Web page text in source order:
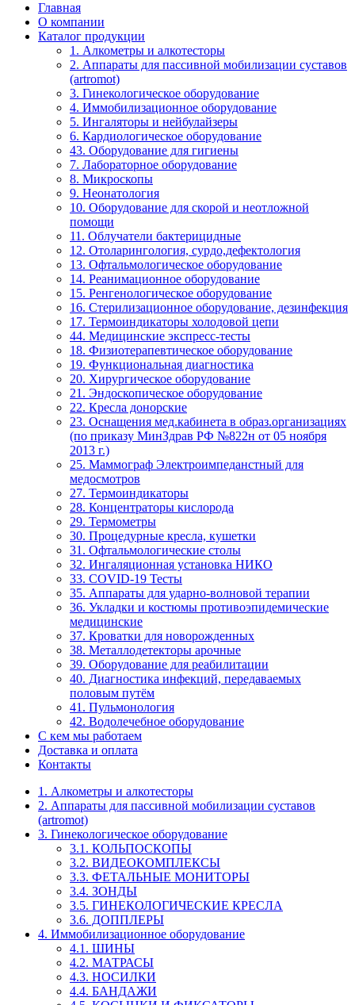
Главная
О компании
Каталог продукции
1. Алкометры и алкотесторы
2. Аппараты для пассивной мобилизации суставов
(artromot)
3. Гинекологическое оборудование
4. Иммобилизационное оборудование
5. Ингаляторы и нейбулайзеры
6. Кардиологическое оборудование
43. Оборудование для гигиены
7. Лабораторное оборудование
8. Микроскопы
9. Неонатология
10. Оборудование для скорой и неотложной
помощи
11. Облучатели бактерицидные
12. Отоларингология, сурдо,дефектология
13. Офтальмологическое оборудование
14. Реанимационное оборудование
15. Ренгенологическое оборудование
16. Стерилизационное оборудование, дезинфекция
17. Термоиндикаторы холодовой цепи
44. Медицинские экспресс-тесты
18. Физиотерапевтическое оборудование
19. Функциональная диагностика
20. Хирургическое оборудование
21. Эндоскопическое оборудование
22. Кресла донорские
23. Оснащения мед.кабинета в образ.организациях
(по приказу МинЗдрав РФ №822н от 05 ноября
2013 г.)
25. Маммограф Электроимпеданстный для
медосмотров
27. Термоиндикаторы
28. Концентраторы кислорода
29. Термометры
30. Процедурные кресла, кушетки
31. Офтальмологические столы
32. Ингаляционная установка НИКО
33. COVID-19 Тесты
35. Аппараты для ударно-волновой терапии
36. Укладки и костюмы противоэпидемические
медицинские
37. Кроватки для новорожденных
38. Металлодетекторы арочные
39. Оборудование для реабилитации
40. Диагностика инфекций, передаваемых
половым путём
41. Пульмонология
42. Водолечебное оборудование
С кем мы работаем
Доставка и оплата
Контакты
1. Алкометры и алкотесторы
2. Аппараты для пассивной мобилизации суставов
(artromot)
3. Гинекологическое оборудование
3.1. КОЛЬПОСКОПЫ
3.2. ВИДЕОКОМПЛЕКСЫ
3.3. ФЕТАЛЬНЫЕ МОНИТОРЫ
3.4. ЗОНДЫ
3.5. ГИНЕКОЛОГИЧЕСКИЕ КРЕСЛА
3.6. ДОППЛЕРЫ
4. Иммобилизационное оборудование
4.1. ШИНЫ
4.2. МАТРАСЫ
4.3. НОСИЛКИ
4.4. БАНДАЖИ